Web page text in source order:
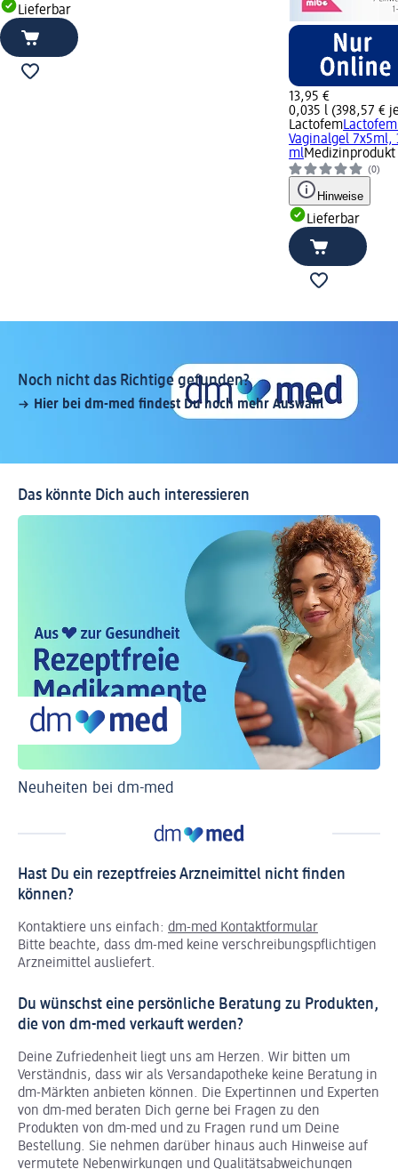
Lieferbar
13,95 €
0,035 l (398,57 €
Lactofem
Vaginalgel 7x5ml,
mlMedizinprodukt
(0)
Hinweise
Lieferbar
Noch nicht das Richtige gefunden?
Hier bei dm-med findest Du noch mehr Auswahl
Das könnte Dich auch interessieren
Neuheiten bei dm-med
Hast Du ein rezeptfreies Arzneimittel nicht finden
können?
Kontaktiere uns einfach: dm-med Kontaktformular
Bitte beachte, dass dm-med keine verschreibungspflichtigen
Arzneimittel ausliefert.
Du wünschst eine persönliche Beratung zu Produkten,
die von dm-med verkauft werden?
Deine Zufriedenheit liegt uns am Herzen. Wir bitten um
Verständnis, dass wir als Versandapotheke keine Beratung in
dm-Märkten anbieten können. Die Expertinnen und Experten
von dm-med beraten Dich gerne bei Fragen zu den
Produkten von dm-med und zu Fragen rund um Deine
Bestellung. Sie nehmen darüber hinaus auch Hinweise auf
vermutete Nebenwirkungen und Qualitätsabweichungen